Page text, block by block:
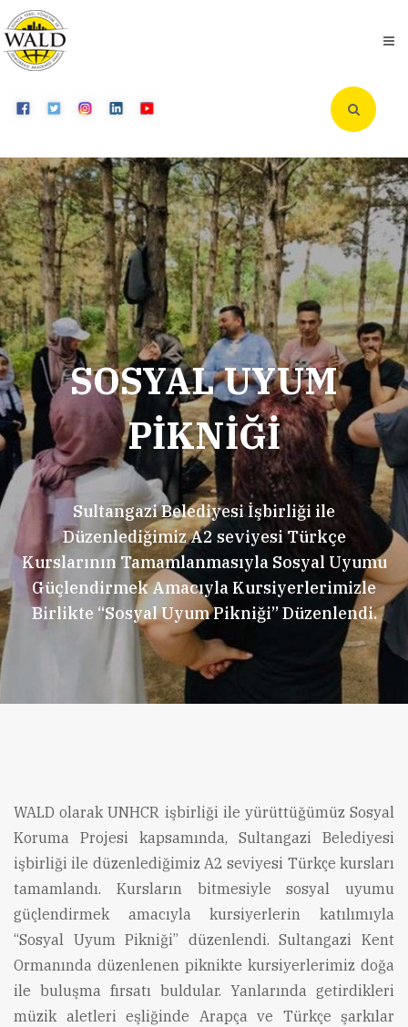
SOSYAL UYUM
PİKNİĞİ
Sultangazi Belediyesi İşbirliği ile
Düzenlediğimiz A2 seviyesi Türkçe
Kurslarının Tamamlanmasıyla Sosyal Uyumu
Güçlendirmek Amacıyla Kursiyerlerimizle
Birlikte “Sosyal Uyum Pikniği” Düzenlendi.
WALD olarak UNHCR işbirliği ile yürüttüğümüz Sosyal
Koruma Projesi kapsamında, Sultangazi Belediyesi
işbirliği ile düzenlediğimiz A2 seviyesi Türkçe kursları
tamamlandı. Kursların bitmesiyle sosyal uyumu
güçlendirmek amacıyla kursiyerlerin katılımıyla
“Sosyal Uyum Pikniği” düzenlendi. Sultangazi Kent
Ormanında düzenlenen piknikte kursiyerlerimiz doğa
ile buluşma fırsatı buldular. Yanlarında getirdikleri
müzik aletleri eşliğinde Arapça ve Türkçe şarkılar